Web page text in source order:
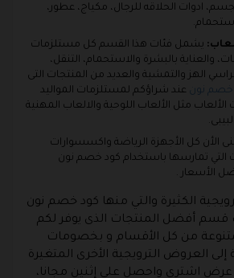
ادوات الحلاقه للرجال، مكياج، عطور،
يشمل فئات هذا القسم كل مستلزمات
والعناية بالبشرة والاستحمام، التنقل،
الهز والتمشية والعديد من المنتجات التى
خصم نون عند شراؤكم لمستلزمات المواليد
مثل الألعاب اللوحية والالعاب المهنية
الأن كل الأجهزة الرياضة واكسسوارات
التي تمارسها باستخدام كود خصم نون
الأسعار .
الكثيرة والتي منها كود خصم نون
أفضل المنتجات الذى يوفر لكم
من كل الأقسام و بخصومات
اضافة إلى العروض الترويجية الأخرى المتغيرة
اشتري واحصل على إثنين مجانا،